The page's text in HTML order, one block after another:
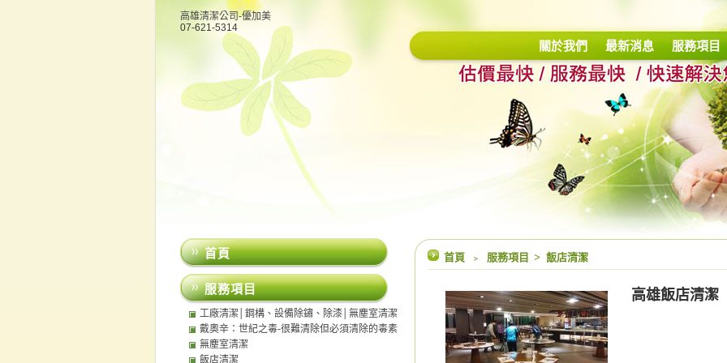
高雄清潔公司-優加美
07-621-5314
關於我們 最新消息 服務項目
首頁 ﹥ 服務項目 > 飯店清潔
高雄飯店清潔
首頁
服務項目
工廠清潔│鋼構、設備除鏽、除漆│無塵室清潔
│中央廚房清潔
戴奧辛：世紀之毒-很難清除但必須清除的毒素
無塵室清潔
飯店清潔